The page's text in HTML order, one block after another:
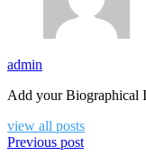
admin
Add your Biographical
view all posts
Previous post